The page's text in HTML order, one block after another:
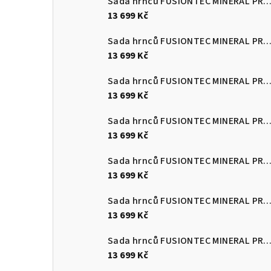
13 699 Kč
Sada hrnců FUSIONTEC MINERAL PRO 4 ks, černá - WMF
13 699 Kč
Sada hrnců FUSIONTEC MINERAL PRO 4 ks, červená - WMF
13 699 Kč
Sada hrnců FUSIONTEC MINERAL PRO 4 ks, Quartz růžová - WMF
13 699 Kč
Sada hrnců FUSIONTEC MINERAL PRO 4 ks, edice Tim Raue modrá - WMF
13 699 Kč
Sada hrnců FUSIONTEC MINERAL PRO 4 ks, mango žlutá - WMF
13 699 Kč
Sada hrnců FUSIONTEC MINERAL PRO 4 ks, papája oranžová - WMF
13 699 Kč